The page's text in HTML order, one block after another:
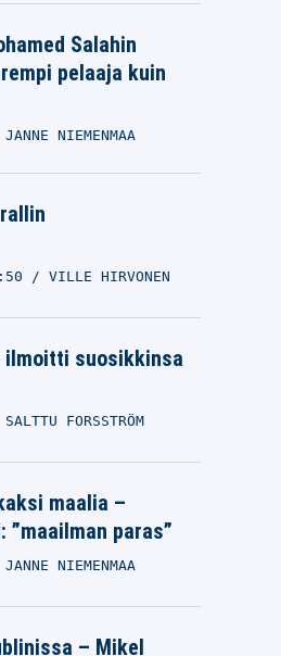
Salahin
pelaaja kuin
JANNE NIEMENMAA
VILLE HIRVONEN
suosikkinsa
SALTTU FORSSTRÖM
maalia –
paras”
JANNE NIEMENMAA
– Mikel